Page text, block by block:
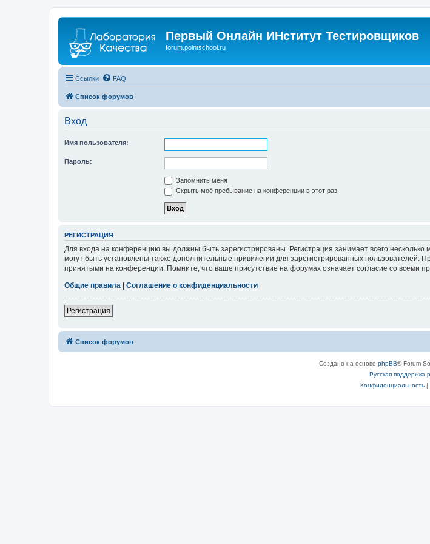
Первый Онлайн ИНститут Тестировщиков
forum.pointschool.ru
Ссылки FAQ
Список форумов
Вход
Имя пользователя:
Пароль:
Запомнить меня
Скрыть моё пребывание на конференции в этот раз
РЕГИСТРАЦИЯ
Для входа на конференцию вы должны быть зарегистрированы. Регистрация занимает всего
могут быть установлены также дополнительные привилегии для зарегистрированных пользователей.
принятыми на конференции. Помните, что ваше присутствие на форумах означает согласие со всеми
Общие правила
Соглашение о конфиденциальности
Регистрация
Список форумов
Создано на основе phpBB® Forum
Русская поддержка
Конфиденциальность|